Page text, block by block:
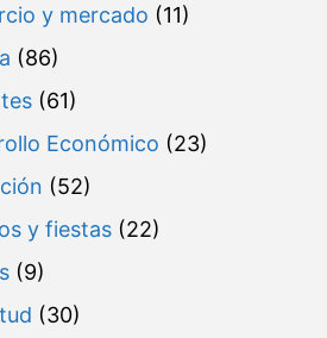
y mercado (11)
(86)
(61)
Económico (23)
(52)
y fiestas(22)
(9)
(30)